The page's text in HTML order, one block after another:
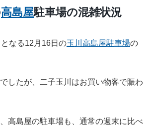
高島屋駐車場の混雑状況
なる12月16日の玉川高島屋駐車場の
したが、二子玉川はお買い物客で賑わ
高島屋の駐車場も、通常の週末に比べ